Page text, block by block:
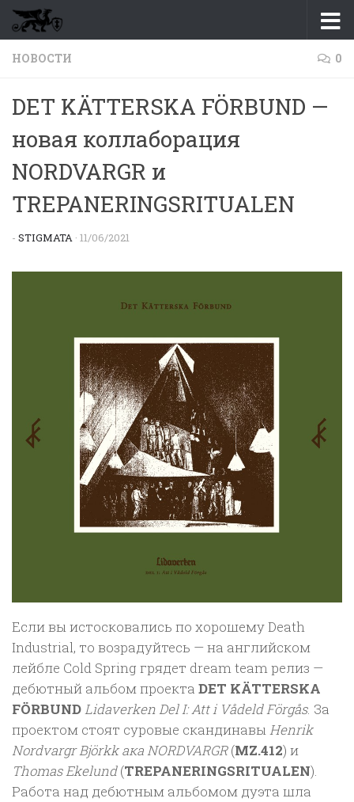
Перейти к содержимому
НОВОСТИ 0
DET KÄTTERSKA FÖRBUND —
новая коллаборация
NORDVARGR и
TREPANERINGSRITUALEN
- STIGMATA · 11/06/2021
Если вы истосковались по хорошему Death
Industrial, то возрадуйтесь — на английском
лейбле Cold Spring грядет dream team релиз —
дебютный альбом проекта DET KÄTTERSKA
FÖRBUNDLidaverken Del I: Att i Vådeld Förgås. За
проектом стоят суровые скандинавыHenrik
Nordvargr Björkk ака NORDVARGR(MZ.412) и
Thomas Ekelund(TREPANERINGSRITUALEN).
Работа над дебютным альбомом дуэта шла